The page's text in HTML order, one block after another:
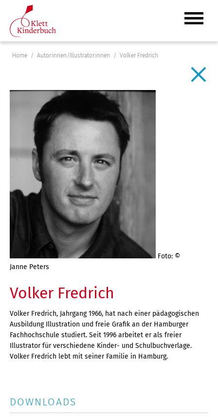
Home Autor:innen/Illustrator:innen Volker Fredrich
Foto: ©
Janne Peters
Volker Fredrich
Volker Fredrich, Jahrgang 1966, hat nach einer pädagogischen
Ausbildung Illustration und freie Grafik an der Hamburger
Fachhochschule studiert. Seit 1996 arbeitet er als freier
Illustrator für verschiedene Kinder- und Schulbuchverlage.
Volker Fredrich lebt mit seiner Familie in Hamburg.
DOWNLOADS